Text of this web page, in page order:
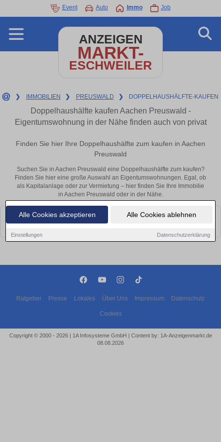
Alle Cookies akzeptieren Alle Cookies ablehnen
Einstellungen Datenschutzerklärung
Event Auto Immo Job
ANZEIGEN
MARKT-
ESCHWEILER
❯ IMMOBILIEN ❯ PREUSWALD ❯ DOPPELHAUSHÄLFTE-KAUFEN
Doppelhaushälfte kaufen Aachen Preuswald -
Eigentumswohnung in der Nähe finden auch von privat
Finden Sie hier Ihre Doppelhaushälfte zum kaufen in Aachen
Preuswald
Suchen Sie in Aachen Preuswald eine Doppelhaushälfte zum kaufen?
Finden Sie hier eine große Auswahl an Eigentumswohnungen. Egal, ob
als Kapitalanlage oder zur Vermietung – hier finden Sie Ihre Immobilie
in Aachen Preuswald oder in der Nähe.
Leider konnten wir derzeit keine passenden Objekte finden. Schauen Sie
bald wieder vorbei!
Ratgeber Presse Lokales Über Uns Impressum Datenschutz
Cookies
Copyright © 2000 - 2026 | 1A Infosysteme GmbH | Content by: 1A-Anzeigenmarkt.de
08.08.2026